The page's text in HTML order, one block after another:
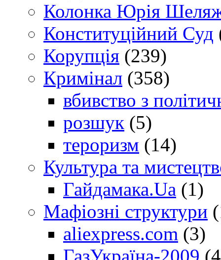
Колонка Юрія
Конституційний Суд
Корупція (239)
Кримінал (358)
вбивство з
розшук (5)
тероризм (14)
Культура та
Гайдамака.Ua (1)
Мафіозні структури
aliexpress.com (3)
ГазУкраїна-2009